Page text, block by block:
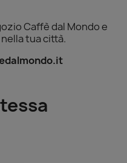
Caffè dal Mondo e
tua città.